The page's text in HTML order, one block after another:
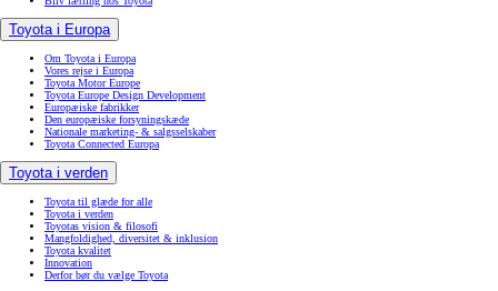
Toyota i Europa
Om Toyota i Europa
Vores rejse i Europa
Toyota Motor Europe
Toyota Europe Design Development
Europæiske fabrikker
Den europæiske forsyningskæde
Nationale marketing- & salgsselskaber
Toyota Connected Europa
Toyota i verden
Toyota til glæde for alle
Toyota i verden
Toyotas vision & filosofi
Mangfoldighed, diversitet & inklusion
Toyota kvalitet
Innovation
Derfor bør du vælge Toyota